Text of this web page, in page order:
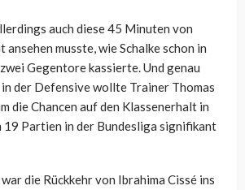
auch diese 45 Minuten von
ansehen musste, wie Schalke schon in
Gegentore kassierte. Und genau
der Defensive wollte Trainer Thomas
die Chancen auf den Klassenerhalt in
19 Partien in der Bundesliga signifikant
die Rückkehr von Ibrahima Cissé ins